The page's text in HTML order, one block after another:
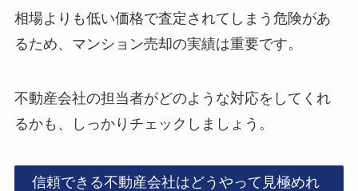
相場よりも低い価格で査定されてしまう危険があ
るため、マンション売却の実績は重要です。
不動産会社の担当者がどのような対応をしてくれ
るかも、しっかりチェックしましょう。
信頼できる不動産会社はどうやって見極めれ